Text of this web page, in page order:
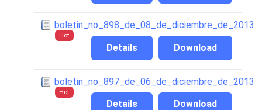
boletin_no_898_de_08_de_diciembre_de_2013
Hot
Download
Details
boletin_no_897_de_06_de_diciembre_de_2013
Hot
Download
Details